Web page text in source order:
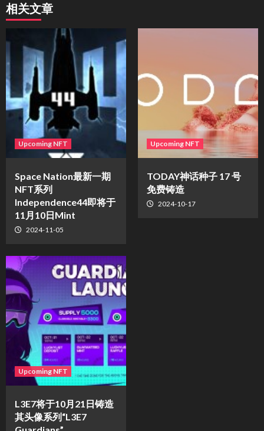
相关文章
Upcoming NFT
Space Nation最新一期
NFT系列
Independence44即将于
11月10日Mint
2024-11-05
Upcoming NFT
TODAY神话种子 17 号
免费铸造
2024-10-17
Upcoming NFT
L3E7将于10月21日铸造
其头像系列“L3E7